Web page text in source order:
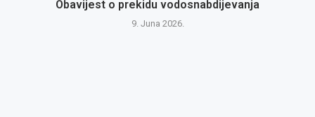
Obavijest o prekidu vodosnabdijevanja
9. Juna 2026.